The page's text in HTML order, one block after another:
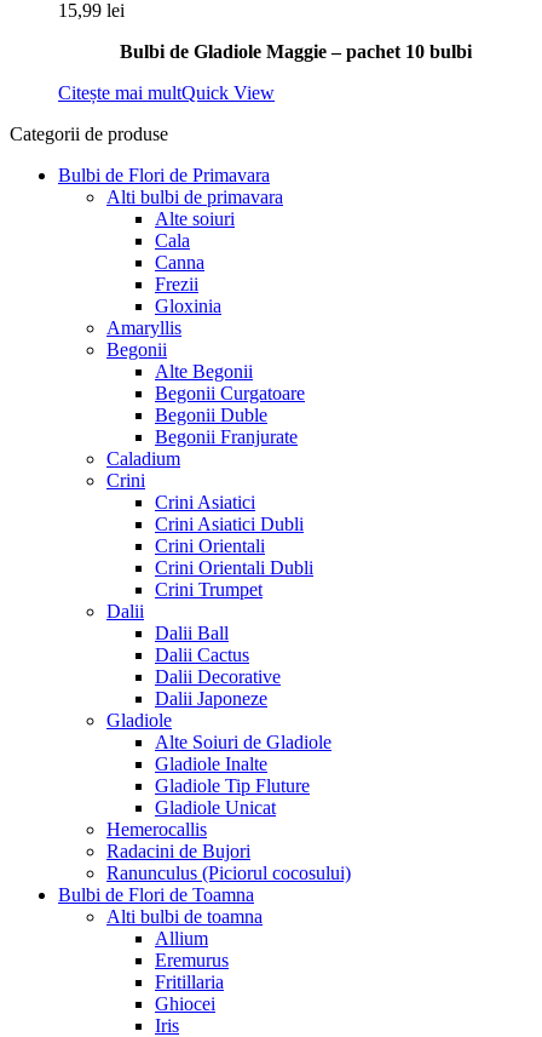
15,99 lei
Bulbi de Gladiole Maggie – pachet 10 bulbi
Citește mai multQuick View
Categorii de produse
Bulbi de Flori de Primavara
Alti bulbi de primavara
Alte soiuri
Cala
Canna
Frezii
Gloxinia
Amaryllis
Begonii
Alte Begonii
Begonii Curgatoare
Begonii Duble
Begonii Franjurate
Caladium
Crini
Crini Asiatici
Crini Asiatici Dubli
Crini Orientali
Crini Orientali Dubli
Crini Trumpet
Dalii
Dalii Ball
Dalii Cactus
Dalii Decorative
Dalii Japoneze
Gladiole
Alte Soiuri de Gladiole
Gladiole Inalte
Gladiole Tip Fluture
Gladiole Unicat
Hemerocallis
Radacini de Bujori
Ranunculus (Piciorul cocosului)
Bulbi de Flori de Toamna
Alti bulbi de toamna
Allium
Eremurus
Fritillaria
Ghiocei
Iris